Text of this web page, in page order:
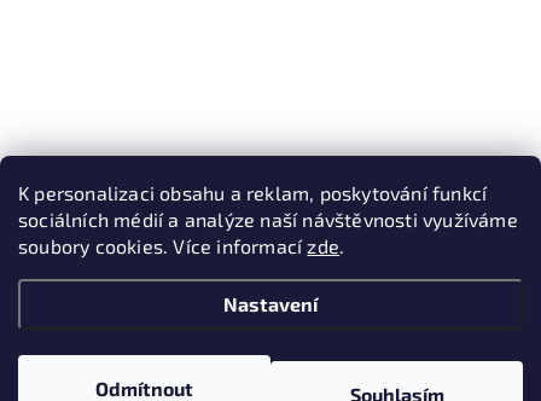
K personalizaci obsahu a reklam, poskytování funkcí
sociálních médií a analýze naší návštěvnosti využíváme
soubory cookies. Více informacízde.
Nastavení
Odmítnout Souhlasím